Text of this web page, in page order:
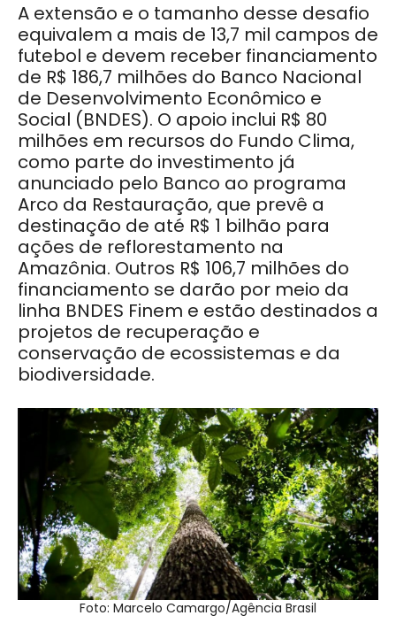
A extensão e o tamanho desse desafio
equivalem a mais de 13,7 mil campos de
futebol e devem receber financiamento
de R$ 186,7 milhões do Banco Nacional
de Desenvolvimento Econômico e
Social (BNDES). O apoio inclui R$ 80
milhões em recursos do Fundo Clima,
como parte do investimento já
anunciado pelo Banco ao programa
Arco da Restauração, que prevê a
destinação de até R$ 1 bilhão para
ações de reflorestamento na
Amazônia. Outros R$ 106,7 milhões do
financiamento se darão por meio da
linha BNDES Finem e estão destinados a
projetos de recuperação e
conservação de ecossistemas e da
biodiversidade.
Foto: Marcelo Camargo/Agência Brasil